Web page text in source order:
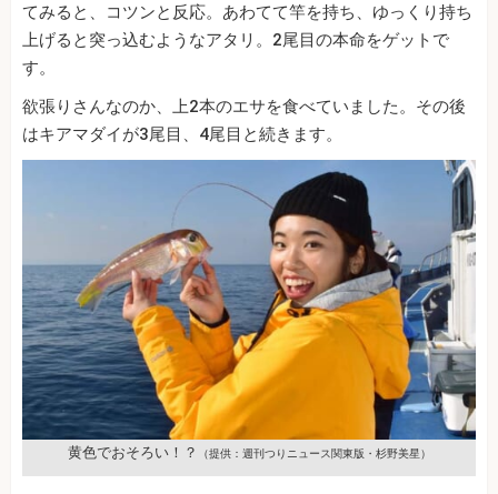
てみると、コツンと反応。あわてて竿を持ち、ゆっくり持ち
上げると突っ込むようなアタリ。2尾目の本命をゲットで
す。
欲張りさんなのか、上2本のエサを食べていました。その後
はキアマダイが3尾目、4尾目と続きます。
黄色でおそろい！？ （提供：週刊つりニュース関東版・杉野美星）